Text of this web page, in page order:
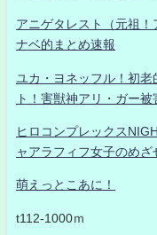
アニゲタレスト（元祖
ナベ的まとめ速報
ユカ・ヨネッフル！初
ト！害獣神アリ・ガー
ヒロコンプレックス
ャアラフィフ女子のめ
萌えっとこあに！
t112-1000ｍ